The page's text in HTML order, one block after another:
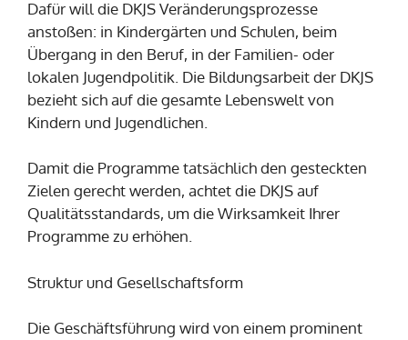
Dafür will die DKJS Veränderungsprozesse
anstoßen: in Kindergärten und Schulen, beim
Übergang in den Beruf, in der Familien- oder
lokalen Jugendpolitik. Die Bildungsarbeit der DKJS
bezieht sich auf die gesamte Lebenswelt von
Kindern und Jugendlichen.
Damit die Programme tatsächlich den gesteckten
Zielen gerecht werden, achtet die DKJS auf
Qualitätsstandards, um die Wirksamkeit Ihrer
Programme zu erhöhen.
Struktur und Gesellschaftsform
Die Geschäftsführung wird von einem prominent